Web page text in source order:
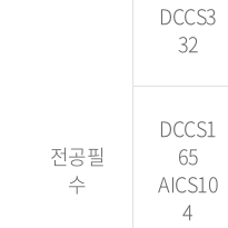
전공필
수
DCCS3
32
DCCS1
65
AICS10
4